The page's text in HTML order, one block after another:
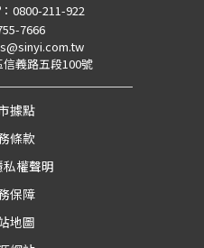
： 0800-211-922
7666
義路五段100號
據點
條款
權聲明
保障
地圖